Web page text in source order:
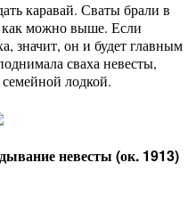
каравай. Сваты брали в
как можно выше. Если
значит, он и будет главным
сваха невесты,
лодкой.
невесты (ок. 1913)